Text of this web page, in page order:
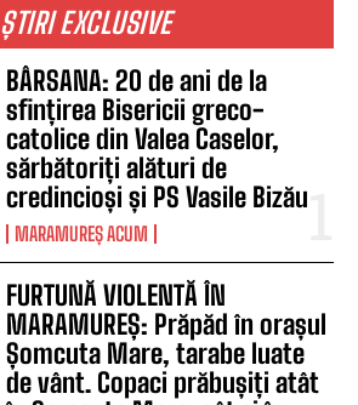
ȘTIRI EXCLUSIVE
BÂRSANA: 20 de ani de la
sfințirea Bisericii greco-
catolice din Valea Caselor,
sărbătoriți alături de
credincioși și PS Vasile Bizău
MARAMUREȘ ACUM
FURTUNĂ VIOLENTĂ ÎN
MARAMUREȘ: Prăpăd în orașul
Șomcuta Mare, tarabe luate
de vânt. Copaci prăbușiți atât